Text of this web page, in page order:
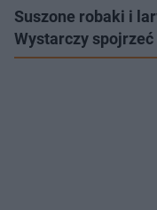
Suszone robaki i
Wystarczy